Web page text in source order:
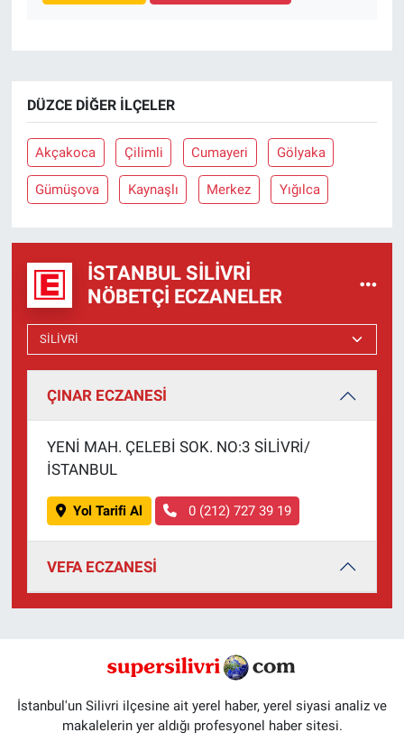
DÜZCE DIĞER İLÇELER
Akçakoca Çilimli Cumayeri Gölyaka
Gümüşova Kaynaşlı Merkez Yığılca
İSTANBUL SILIVRI
NÖBETÇI ECZANELER
ÇINAR ECZANESİ
YENİ MAH. ÇELEBİ SOK. NO:3 SİLİVRİ/
İSTANBUL
Yol Tarifi Al 0 (212) 727 39 19
VEFA ECZANESİ
İstanbul'un Silivri ilçesine ait yerel haber, yerel siyasi analiz ve
makalelerin yer aldığı profesyonel haber sitesi.